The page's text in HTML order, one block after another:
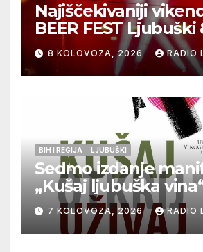
Najiščekivaniji
BEER FEST Ljubuški
9.kolovoza
8 KOLOVOZA, 2026 RADIO
BIH I REGIJA LJUBUŠKI
Sedmo izdanje
„Kušaj ljubuška
vrhunska vina,
glazbu
7 KOLOVOZA, 2026 RADIO